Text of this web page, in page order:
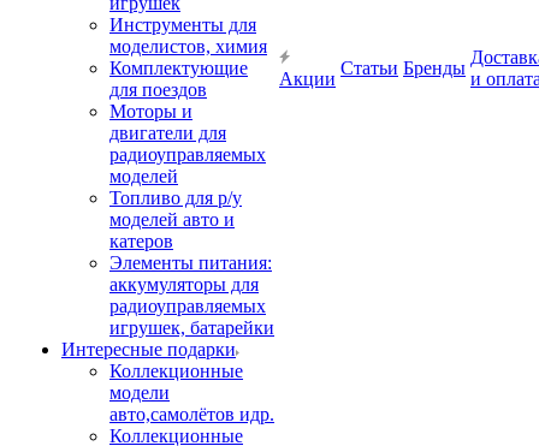
Инструменты для
моделистов, химия
Комплектующие
для поездов
Моторы и
двигатели для
радиоуправляемых
моделей
Топливо для р/у
моделей авто и
катеров
Элементы питания:
аккумуляторы для
радиоуправляемых
игрушек, батарейки
Интересные подарки
Коллекционные
модели
авто,самолётов идр.
Коллекционные
Акции
Статьи Бренды
и